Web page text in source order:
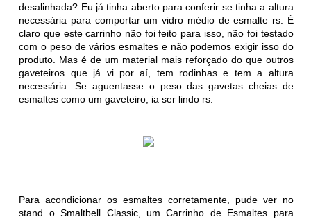
desalinhada? Eu já tinha aberto para conferir se tinha a altura
necessária para comportar um vidro médio de esmalte rs. É
claro que este carrinho não foi feito para isso, não foi testado
com o peso de vários esmaltes e não podemos exigir isso do
produto. Mas é de um material mais reforçado do que outros
gaveteiros que já vi por aí, tem rodinhas e tem a altura
necessária. Se aguentasse o peso das gavetas cheias de
esmaltes como um gaveteiro, ia ser lindo rs.
Para acondicionar os esmaltes corretamente, pude ver no
stand o Smaltbell Classic, um Carrinho de Esmaltes para